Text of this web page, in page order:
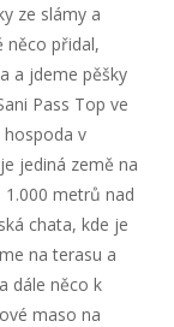
ze slámy a
něco přidal,
a jdeme pěšky
Pass Top ve
hospoda v
jediná země na
metrů nad
chata, kde je
na terasu a
dále něco k
maso na